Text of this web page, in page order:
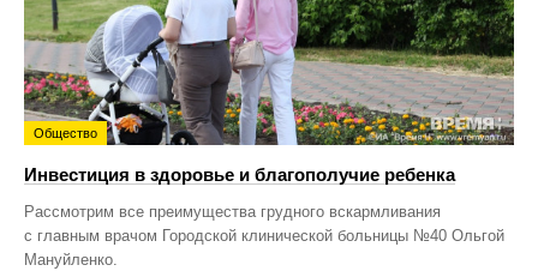
Общество
Инвестиция в здоровье и благополучие ребенка
Рассмотрим все преимущества грудного вскармливания
с главным врачом Городской клинической больницы №40 Ольгой
Мануйленко.